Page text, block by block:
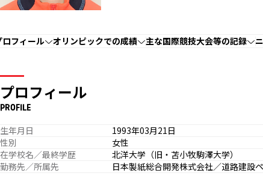
ロフィール オリンピックでの成績 主な国際競技大会等の記録
プロフィール
PROFILE
生年月日
1993年03月21日
性別
女性
在学校名／最終学歴
北洋大学（旧・苫小牧駒澤大学）
勤務先／所属先
日本製紙総合開発株式会社／道路建設